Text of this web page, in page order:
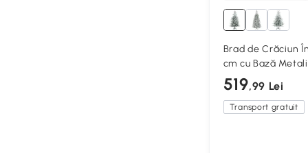
Brad de Crăciun
cm cu Bază
519,99 Lei
Transport gratuit